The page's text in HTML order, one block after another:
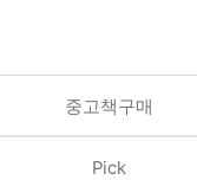
중고책구매
Pick